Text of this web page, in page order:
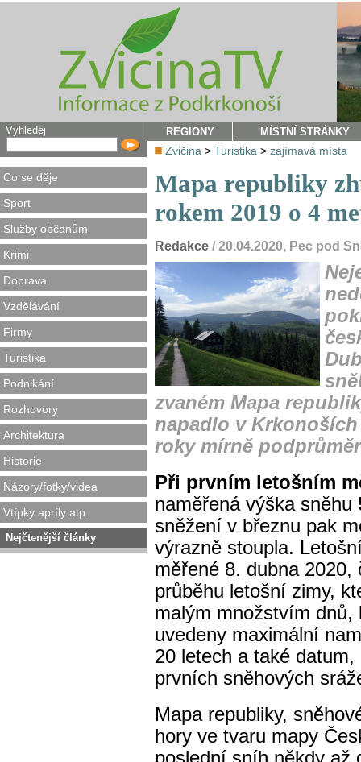
Vyhledej
Co se děje
Sport
Služby občanům
Krimi
Doprava
Vzdělávání
Firmy
Turistika
Podnikání
Rozhovory
Architektura
Historie
Názory/fotky/videa
Vtípky apríly atp.
Nejčtenější články
REGIONY MÍSTNÍ STRÁNKY
Zvičina > Turistika > zajímavá místa
Mapa republiky
rokem 2019 o 4
Redakce / 20.04.2020, Pec pod
zvaném Mapa
napadlo v
roky mírně
Při prvním letošním
naměřená výška sněhu
sněžení v březnu pak
výrazně stoupla.
měřené 8. dubna
průběhu letošní zimy,
malým množstvím dnů,
uvedeny maximální
20 letech a také
prvních sněhových
Mapa republiky,
hory ve tvaru mapy